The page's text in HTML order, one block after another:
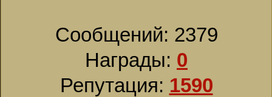
Сообщений: 2379
Награды: 0
Репутация: 1590